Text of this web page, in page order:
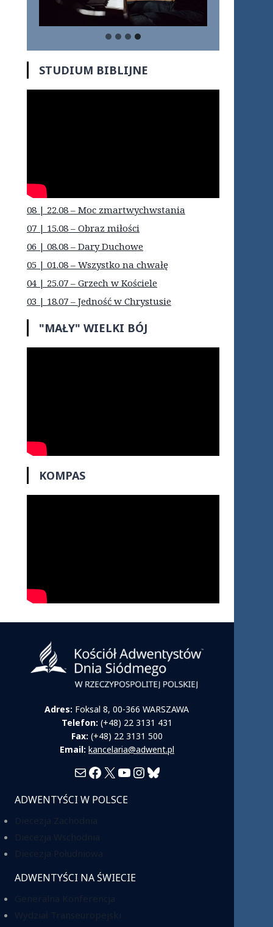
STUDIUM BIBLIJNE
08 | 22.08 – Moc zmartwychwstania
07 | 15.08 – Obraz miłości
06 | 08.08 – Dary Duchowe
05 | 01.08 – Wszystko na chwałę
04 | 25.07 – Grzech w Kościele
03 | 18.07 – Jedność w Chrystusie
"MAŁY" WIELKI BÓJ
KOMPAS
Adres: Foksal 8, 00-366 WARSZAWA
Telefon: (+48) 22 3131 431
Fax: (+48) 22 3131 500
Email: kancelaria@adwent.pl
MailFacebook
X YouTube
Instagram
Bluesky
ADWENTYŚCI W POLSCE
ADWENTYŚCI NA ŚWIECIE